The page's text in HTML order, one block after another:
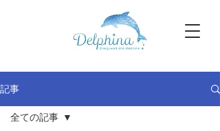
記事
全ての記事